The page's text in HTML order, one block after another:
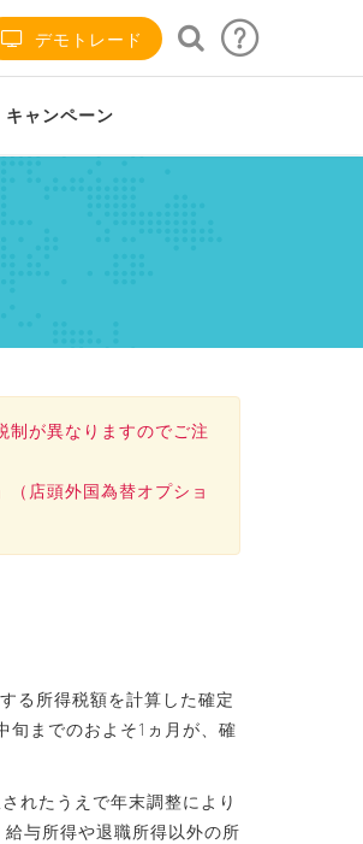
デモトレード
キャンペーン
制が異なりますのでご注
（店頭外国為替オプショ
る所得税額を計算した確定
旬までのおよそ1ヵ月が、確
れたうえで年末調整により
与所得や退職所得以外の所